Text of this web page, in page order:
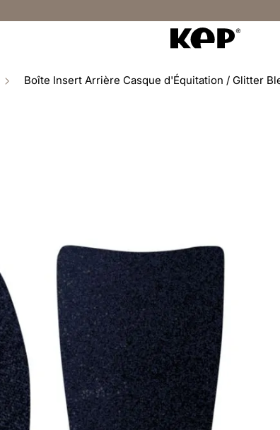
Boîte Insert Arrière Casque d'Équitation / Glitter